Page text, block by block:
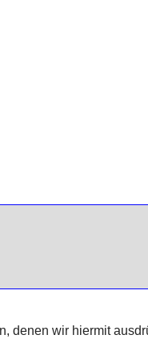
denen wir hiermit